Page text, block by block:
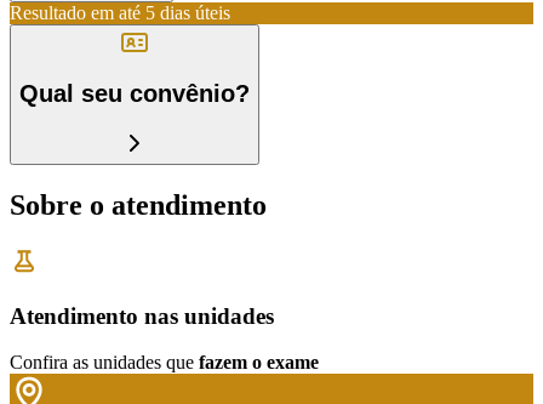
Resultado em até 5 dias úteis
Qual seu convênio?
Sobre o atendimento
Atendimento nas unidades
Confira as unidades que fazem o exame